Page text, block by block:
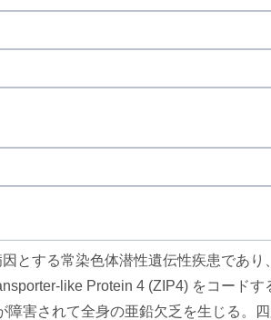
とする常染色体潜性遺伝性疾患であ
like Protein 4 (ZIP4) をコード
害されて全身の亜鉛欠乏を生じる。